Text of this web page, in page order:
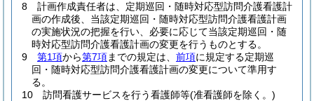
8
計画作成責任者は、定期巡回・随時対応型訪問介護看護計
画の作成後、当該定期巡回・随時対応型訪問介護看護計画
の実施状況の把握を行い、必要に応じて当該定期巡回・随
時対応型訪問介護看護計画の変更を行うものとする。
9
第1項から第7項までの規定は、 前項に規定する定期巡
回・随時対応型訪問介護看護計画の変更について準用す
る。
10
訪問看護サービスを行う看護師等(准看護師を除く。)